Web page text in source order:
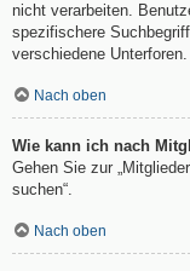
nicht verarbeiten.
spezifischere
verschiedene Unterforen.
Nach oben
Wie kann ich nach
Gehen Sie zur
suchen“.
Nach oben